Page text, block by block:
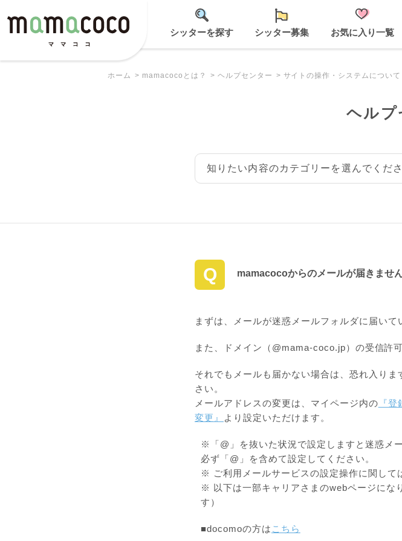
シッターを探す シッター募集 お気に入り一覧
ホーム mamacocoとは？ ヘルプセンター サイトの操作・システムについて
ヘルプ
Q mamacocoからのメールが届きません
まずは、メールが迷惑メールフォルダに届いて
また、ドメイン（@mama-coco.jp）の受信許
それでもメールも届かない場合は、恐れ入り
さい。
メールアドレスの変更は、マイページ内の 『
変更』
より設定いただけます。
※「@」を抜いた状況で設定しますと迷惑メ
必ず「@」を含めて設定してください。
※ ご利用メールサービスの設定操作に関して
※ 以下は一部キャリアさまのwebページにな
す）
■docomoの方は こちら